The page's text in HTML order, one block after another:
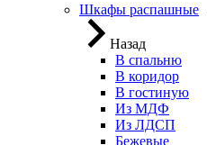
Шкафы распашные
Назад
В спальню
В коридор
В гостиную
Из МДФ
Из ЛДСП
Бежевые